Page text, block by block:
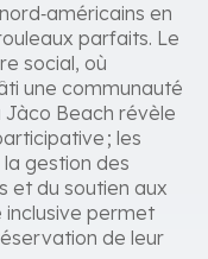
en
parfaits. Le
social, où
une communauté
Jàco Beach révèle
; les
gestion des
et du soutien aux
permet
de leur